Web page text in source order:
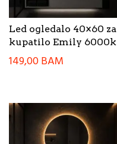
Led ogledalo 40×60 za
kupatilo Emily 6000k
149,00BAM